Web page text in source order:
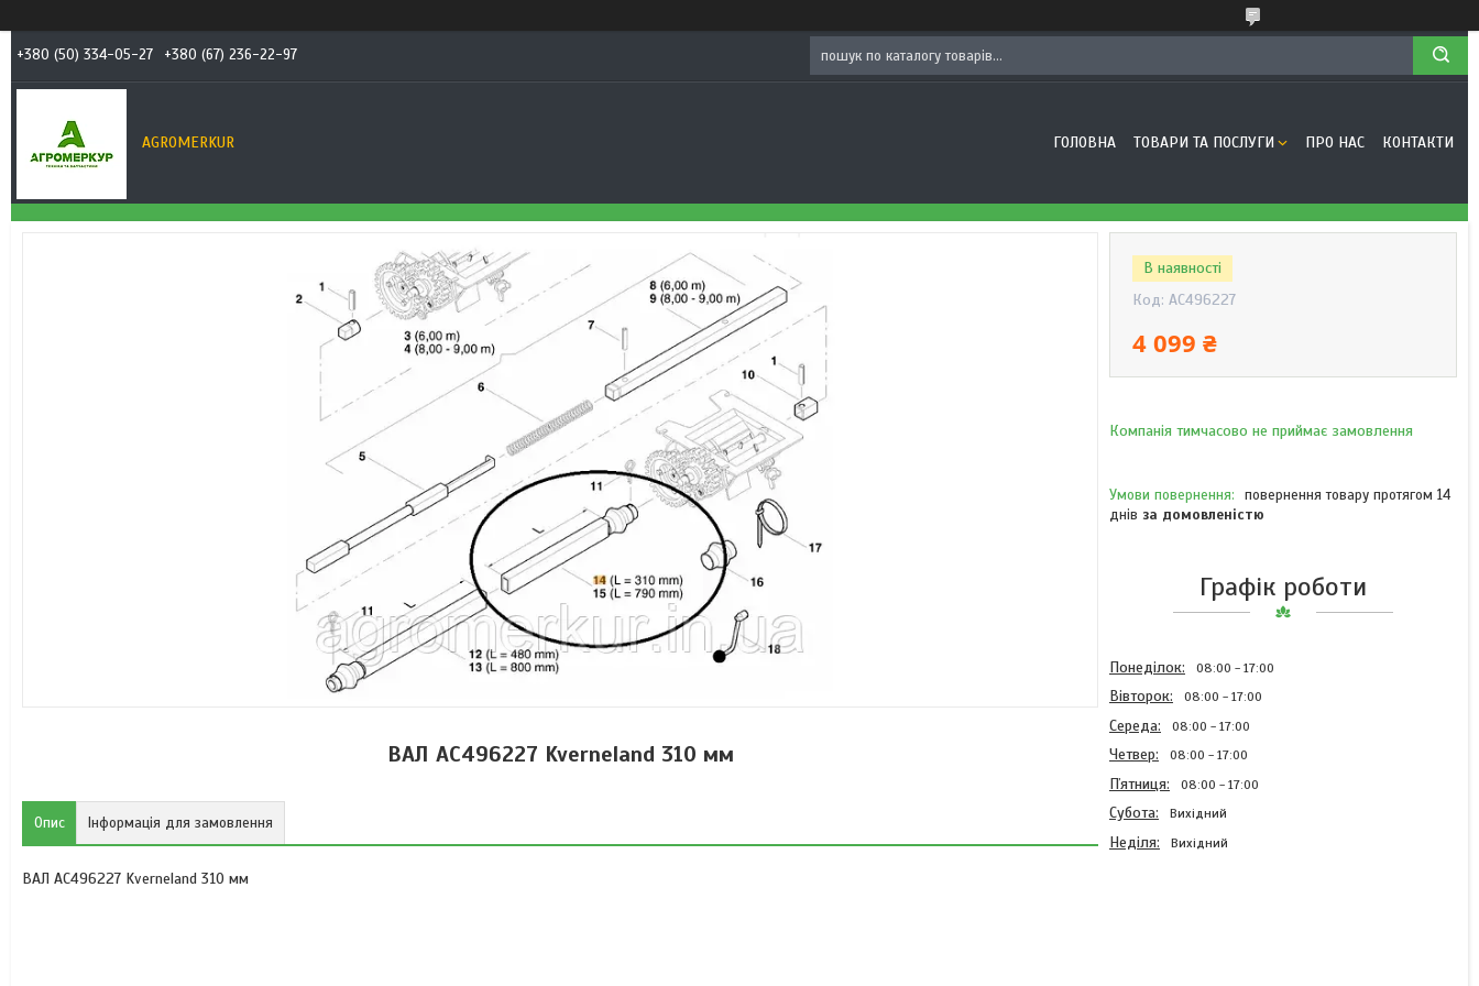
+380 (50) 334-05-27 +380 (67) 236-22-97
AGROMERKUR ГОЛОВНА ТОВАРИ ТА ПОСЛУГИ ПРО НАС КОНТАКТИ
ВАЛ AC496227 Kverneland 310 мм
Опис Інформація для замовлення
ВАЛ AC496227 Kverneland 310 мм
В наявності
Код: AC496227
4 099 ₴
Компанія тимчасово не приймає замовлення
повернення товару протягом 14
днів за домовленістю
Графік роботи
Понеділок 08:00 17:00
Вівторок 08:00 17:00
Середа 08:00 17:00
Четвер 08:00 17:00
Пʼятниця 08:00 17:00
Субота Вихідний
Неділя Вихідний